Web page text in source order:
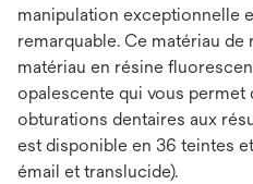
manipulation exceptionnelle
remarquable. Ce matériau
matériau en résine
opalescente qui vous permet
obturations dentaires aux
est disponible en 36 teintes
émail et translucide).